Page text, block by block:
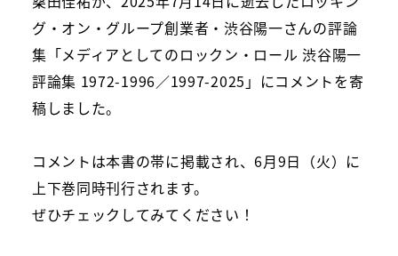
グ・オン・グループ創業者・渋谷陽一さんの評論
集「メディアとしてのロックン・ロール 渋谷陽一
評論集 1972-1996／1997-2025」にコメントを寄
稿しました。
コメントは本書の帯に掲載され、6月9日（火）に
上下巻同時刊行されます。
ぜひチェックしてみてください！